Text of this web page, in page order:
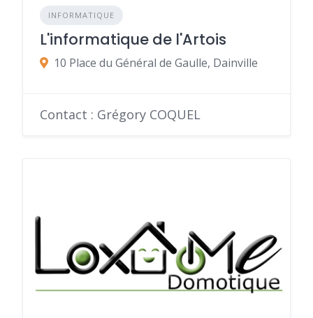
INFORMATIQUE
L'informatique de l'Artois
10 Place du Général de Gaulle, Dainville
Contact : Grégory COQUEL